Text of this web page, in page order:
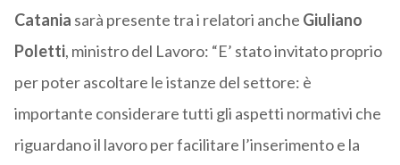
Catania sarà presente tra i relatori anche Giuliano
Poletti, ministro del Lavoro: “E’ stato invitato proprio
per poter ascoltare le istanze del settore: è
importante considerare tutti gli aspetti normativi che
riguardano il lavoro per facilitare l’inserimento e la